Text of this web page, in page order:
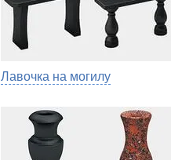
Лавочка на могилу